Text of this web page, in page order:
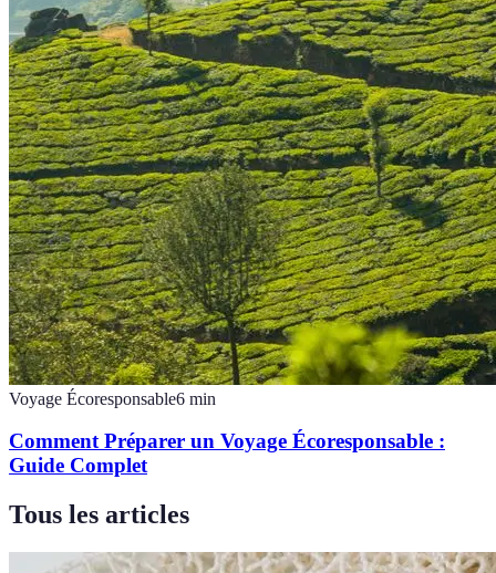
Voyage Écoresponsable6 min
Comment Préparer un Voyage Écoresponsable :
Guide Complet
Tous les articles